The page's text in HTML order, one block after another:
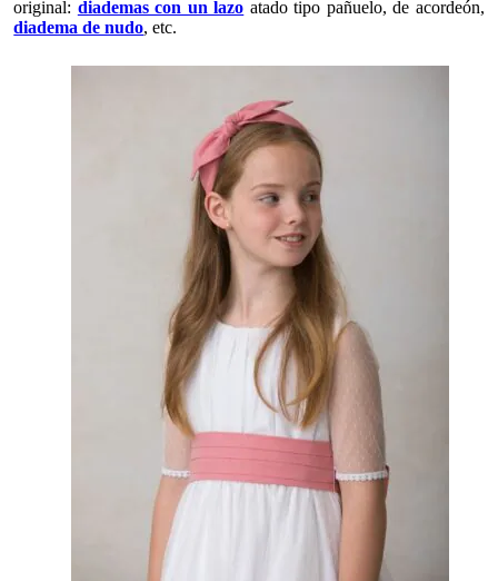
original: diademas con un lazo atado tipo pañuelo, de acordeón,
diadema de nudo, etc.